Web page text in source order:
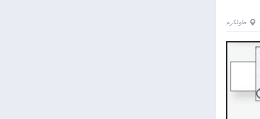
طولكرم